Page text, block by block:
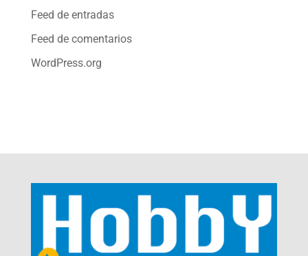
Feed de entradas
Feed de comentarios
WordPress.org